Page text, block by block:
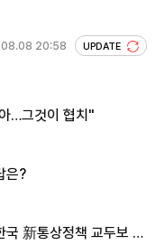
08.08 20:58 UPDATE
…그것이 협치"
은?
新통상정책 교두보 활